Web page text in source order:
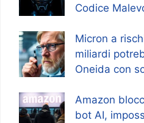
Codice
Micron a
miliardi
Oneida con
Amazon
bot AI,